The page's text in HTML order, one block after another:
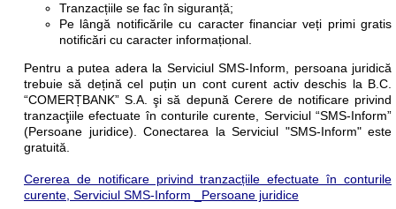
Tranzacțiile se fac în siguranță;
Pe lângă notificările cu caracter financiar veți primi gratis
notificări cu caracter informațional.
Pentru a putea adera la Serviciul SMS-Inform, persoana juridică
trebuie să dețină cel puțin un cont curent activ deschis la B.C.
“COMERȚBANK” S.A. şi să depună Cerere de notificare privind
tranzacţiile efectuate în conturile curente, Serviciul “SMS-Inform”
(Persoane juridice). Conectarea la Serviciul "SMS-Inform" este
gratuită.
Cererea de notificare privind tranzacțiile efectuate în conturile
curente, Serviciul SMS-Inform _Persoane juridice